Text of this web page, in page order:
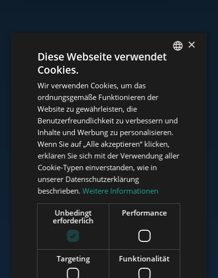
Unser Portfolio
www.tower-investments.com
www.towerassistance.com
www.towerconsulting.hu
www.mybudapesthome.com
FRENCH
ITALIAN
SPANISH
RUSSIAN
×
Diese Webseite verwendet
Cookies.
Wir verwenden Cookies, um das
ordnungsgemäße Funktionieren der
Website zu gewährleisten, die
Benutzerfreundlichkeit zu verbessern und
Inhalte und Werbung zu personalisieren.
Wenn Sie auf „Alle akzeptieren“ klicken,
erklären Sie sich mit der Verwendung aller
Cookie-Typen einverstanden, wie in
unserer Datenschutzerklärung
beschrieben. Weitere Informationen
Unbedingt
erforderlich
Performance
Targeting Funktionalität